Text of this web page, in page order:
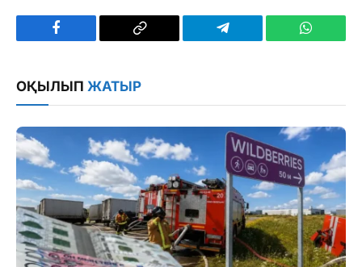
Facebook
Copy
Telegram
ОҚЫЛЫП ЖАТЫР